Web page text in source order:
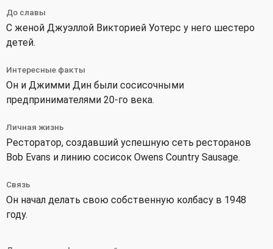
До славы
С женой Джуэллой Викторией Уотерс у него шестеро
детей.
Интересные факты
Он и Джимми Дин были сосисочными
предпринимателями 20-го века.
Личная жизнь
Ресторатор, создавший успешную сеть ресторанов
Bob Evans и линию сосисок Owens Country Sausage.
Связь
Он начал делать свою собственную колбасу в 1948
году.